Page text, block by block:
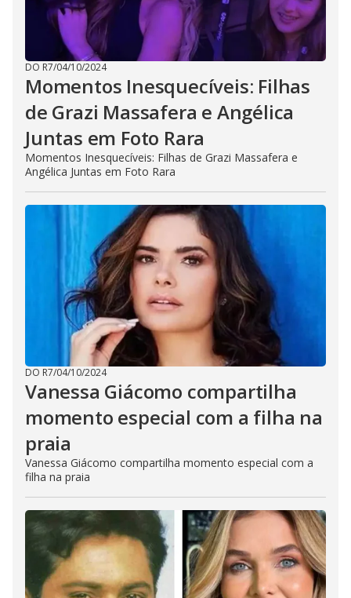
DO R7/04/10/2024
Momentos Inesquecíveis: Filhas
de Grazi Massafera e Angélica
Juntas em Foto Rara
Momentos Inesquecíveis: Filhas de Grazi Massafera e
Angélica Juntas em Foto Rara
DO R7/04/10/2024
Vanessa Giácomo compartilha
momento especial com a filha na
praia
Vanessa Giácomo compartilha momento especial com a
filha na praia